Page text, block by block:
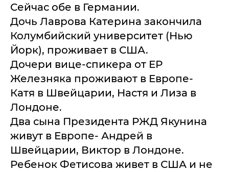
Сейчас обе в Германии.
Дочь Лаврова Катерина закончила
Колумбийский университет (Нью
Йорк), проживает в США.
Дочери вице-спикера от ЕР
Железняка проживают в Европе-
Катя в Швейцарии, Настя и Лиза в
Лондоне.
Два сына Президента РЖД Якунина
живут в Европе- Андрей в
Швейцарии, Виктор в Лондоне.
Ребенок Фетисова живет в США и не